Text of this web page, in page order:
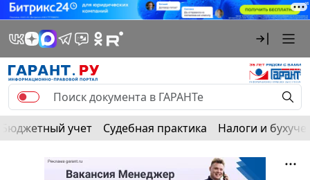
Бюджетный учет Судебная практика Налоги и